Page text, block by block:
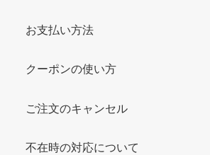
お支払い方法
クーポンの使い方
ご注文のキャンセル
不在時の対応について